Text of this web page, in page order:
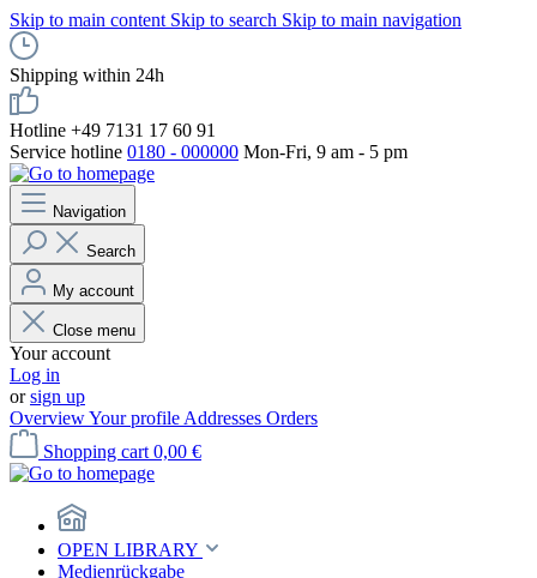
Skip to main content Skip to search Skip to main navigation
Shipping within 24h
Hotline +49 7131 17 60 91
Service hotline 0180 - 000000 Mon-Fri, 9 am - 5 pm
Navigation
Search
My account
Close menu
Your account
Log in
orsign up
OverviewYour profile Addresses Orders
Shopping cart 0,00 €
OPEN LIBRARY
Medienrückgabe